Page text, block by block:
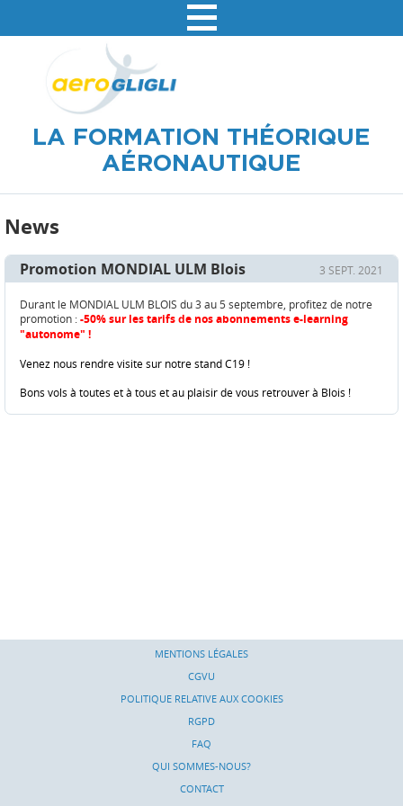
LA FORMATION THÉORIQUE
AÉRONAUTIQUE
LA VISITE GUIDÉE
News
3 SEPT. 2021
Promotion MONDIAL ULM Blois
Durant le MONDIAL ULM BLOIS du 3 au 5 septembre, profitez de notre
promotion :-50% sur les tarifs de nos abonnements e-learning
"autonome" !
Venez nous rendre visite sur notre stand C19 !
Bons vols à toutes et à tous et au plaisir de vous retrouver à Blois !
MENTIONS LÉGALES
CGVU
POLITIQUE RELATIVE AUX COOKIES
RGPD
FAQ
QUI SOMMES-NOUS?
CONTACT